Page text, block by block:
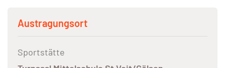
Austragungsort
Sportstätte